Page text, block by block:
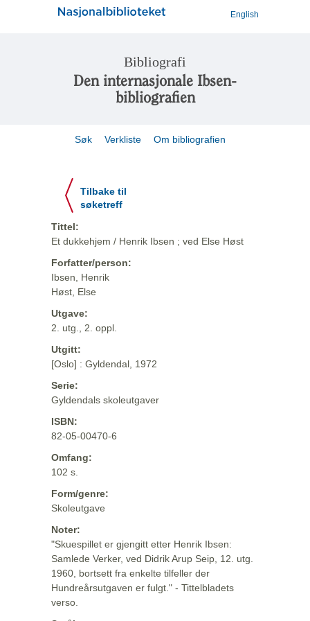
English
Bibliografi
Den internasjonale Ibsen-
bibliografien
Søk Verkliste Om bibliografien
Tilbake til
søketreff
Tittel:
Et dukkehjem / Henrik Ibsen ; ved Else Høst
Forfatter/person:
Ibsen, Henrik
Høst, Else
Utgave:
2. utg., 2. oppl.
Utgitt:
[Oslo] : Gyldendal, 1972
Serie:
Gyldendals skoleutgaver
ISBN:
82-05-00470-6
Omfang:
102 s.
Form/genre:
Skoleutgave
Noter:
"Skuespillet er gjengitt etter Henrik Ibsen:
Samlede Verker, ved Didrik Arup Seip, 12. utg.
1960, bortsett fra enkelte tilfeller der
Hundreårsutgaven er fulgt." - Tittelbladets
verso.